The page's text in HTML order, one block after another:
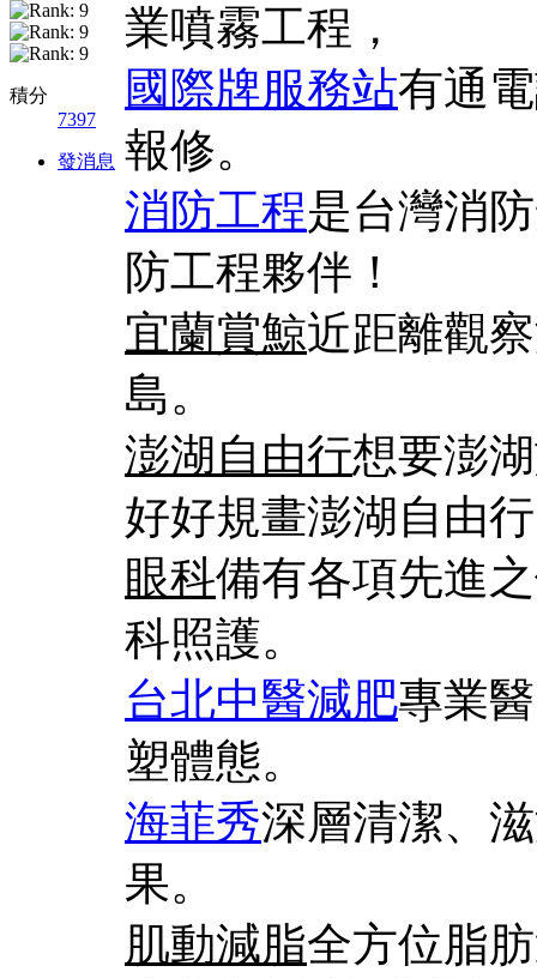
積分
7397
發消息
業噴霧工程，
國際牌服務站有通
報修。
消防工程是台灣消
防工程夥伴！
宜蘭賞鯨近距離觀
島。
澎湖自由行想要澎
好好規畫澎湖自由
眼科備有各項先進
科照護。
台北中醫減肥專業
塑體態。
海菲秀深層清潔、
果。
肌動減脂全方位脂